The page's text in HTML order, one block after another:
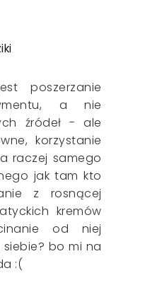
poszerzanie
a nie
źródeł - ale
korzystanie
raczej samego
jak tam kto
z rosnącej
kremów
od niej
bo mi na
:(